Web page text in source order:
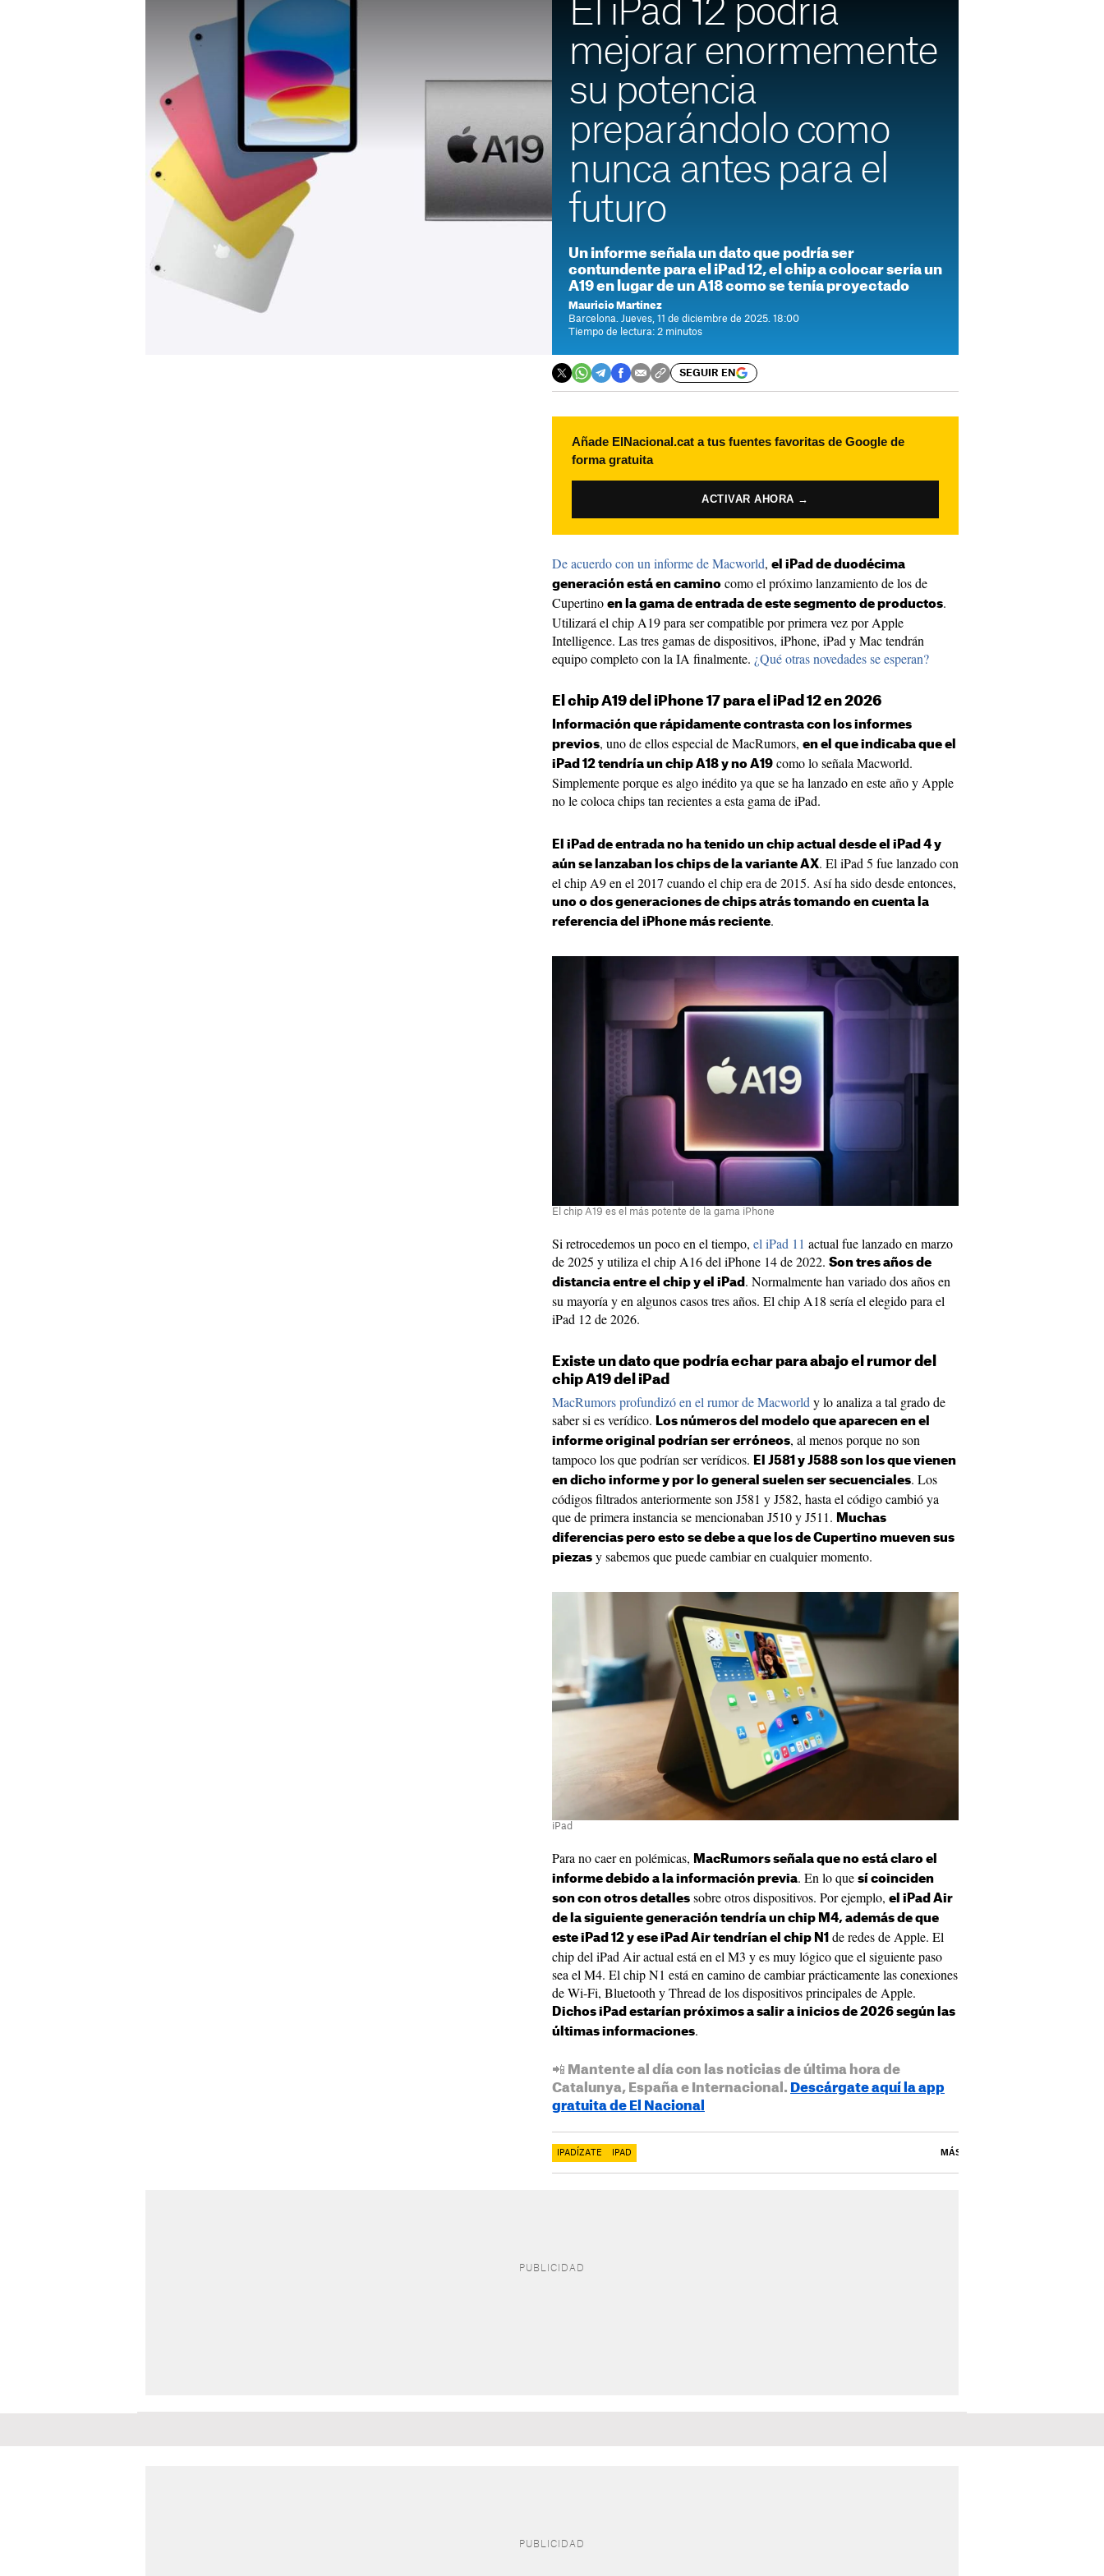
El iPad 12 podría
mejorar enormemente
su potencia
preparándolo como
nunca antes para el
futuro
Un informe señala un dato que podría ser
contundente para el iPad 12, el chip a colocar sería un
A19 en lugar de un A18 como se tenía proyectado
Mauricio Martínez
Barcelona. Jueves, 11 de diciembre de 2025. 18:00
Tiempo de lectura: 2 minutos
SEGUIR EN
Añade ElNacional.cat a tus fuentes favoritas de Google de
forma gratuita
ACTIVAR AHORA →
De acuerdo con un informe de Macworld, el iPad de duodécima
generación está en camino como el próximo lanzamiento de los de
Cupertino en la gama de entrada de este segmento de productos.
Utilizará el chip A19 para ser compatible por primera vez por Apple
Intelligence. Las tres gamas de dispositivos, iPhone, iPad y Mac tendrán
equipo completo con la IA finalmente. ¿Qué otras novedades se esperan?
El chip A19 del iPhone 17 para el iPad 12 en 2026
Información que rápidamente contrasta con los informes
previos, uno de ellos especial de MacRumors, en el que indicaba que el
iPad 12 tendría un chip A18 y no A19 como lo señala Macworld.
Simplemente porque es algo inédito ya que se ha lanzado en este año y Apple
no le coloca chips tan recientes a esta gama de iPad.
El iPad de entrada no ha tenido un chip actual desde el iPad 4 y
aún se lanzaban los chips de la variante AX. El iPad 5 fue lanzado con
el chip A9 en el 2017 cuando el chip era de 2015. Así ha sido desde entonces,
uno o dos generaciones de chips atrás tomando en cuenta la
referencia del iPhone más reciente.
El chip A19 es el más potente de la gama iPhone
Si retrocedemos un poco en el tiempo, el iPad 11 actual fue lanzado en marzo
de 2025 y utiliza el chip A16 del iPhone 14 de 2022. Son tres años de
distancia entre el chip y el iPad . Normalmente han variado dos años en
su mayoría y en algunos casos tres años. El chip A18 sería el elegido para el
iPad 12 de 2026.
Existe un dato que podría echar para abajo el rumor del
chip A19 del iPad
MacRumors profundizó en el rumor de Macworld y lo analiza a tal grado de
saber si es verídico. Los números del modelo que aparecen en el
informe original podrían ser erróneos, al menos porque no son
tampoco los que podrían ser verídicos. El J581 y J588 son los que vienen
en dicho informe y por lo general suelen ser secuenciales. Los
códigos filtrados anteriormente son J581 y J582, hasta el código cambió ya
que de primera instancia se mencionaban J510 y J511. Muchas
diferencias pero esto se debe a que los de Cupertino mueven sus
piezas y sabemos que puede cambiar en cualquier momento.
iPad
Para no caer en polémicas, MacRumors señala que no está claro el
informe debido a la información previa. En lo que sí coinciden
son con otros detalles sobre otros dispositivos. Por ejemplo, el iPad Air
de la siguiente generación tendría un chip M4, además de que
este iPad 12 y ese iPad Air tendrían el chip N1 de redes de Apple. El
chip del iPad Air actual está en el M3 y es muy lógico que el siguiente paso
sea el M4. El chip N1 está en camino de cambiar prácticamente las conexiones
de Wi-Fi, Bluetooth y Thread de los dispositivos principales de Apple.
Dichos iPad estarían próximos a salir a inicios de 2026 según las
últimas informaciones.
📲 Mantente al día con las noticias de última hora de
Catalunya, España e Internacional. Descárgate aquí la app
gratuita de El Nacional
IPADÍZATE IPAD MÁS